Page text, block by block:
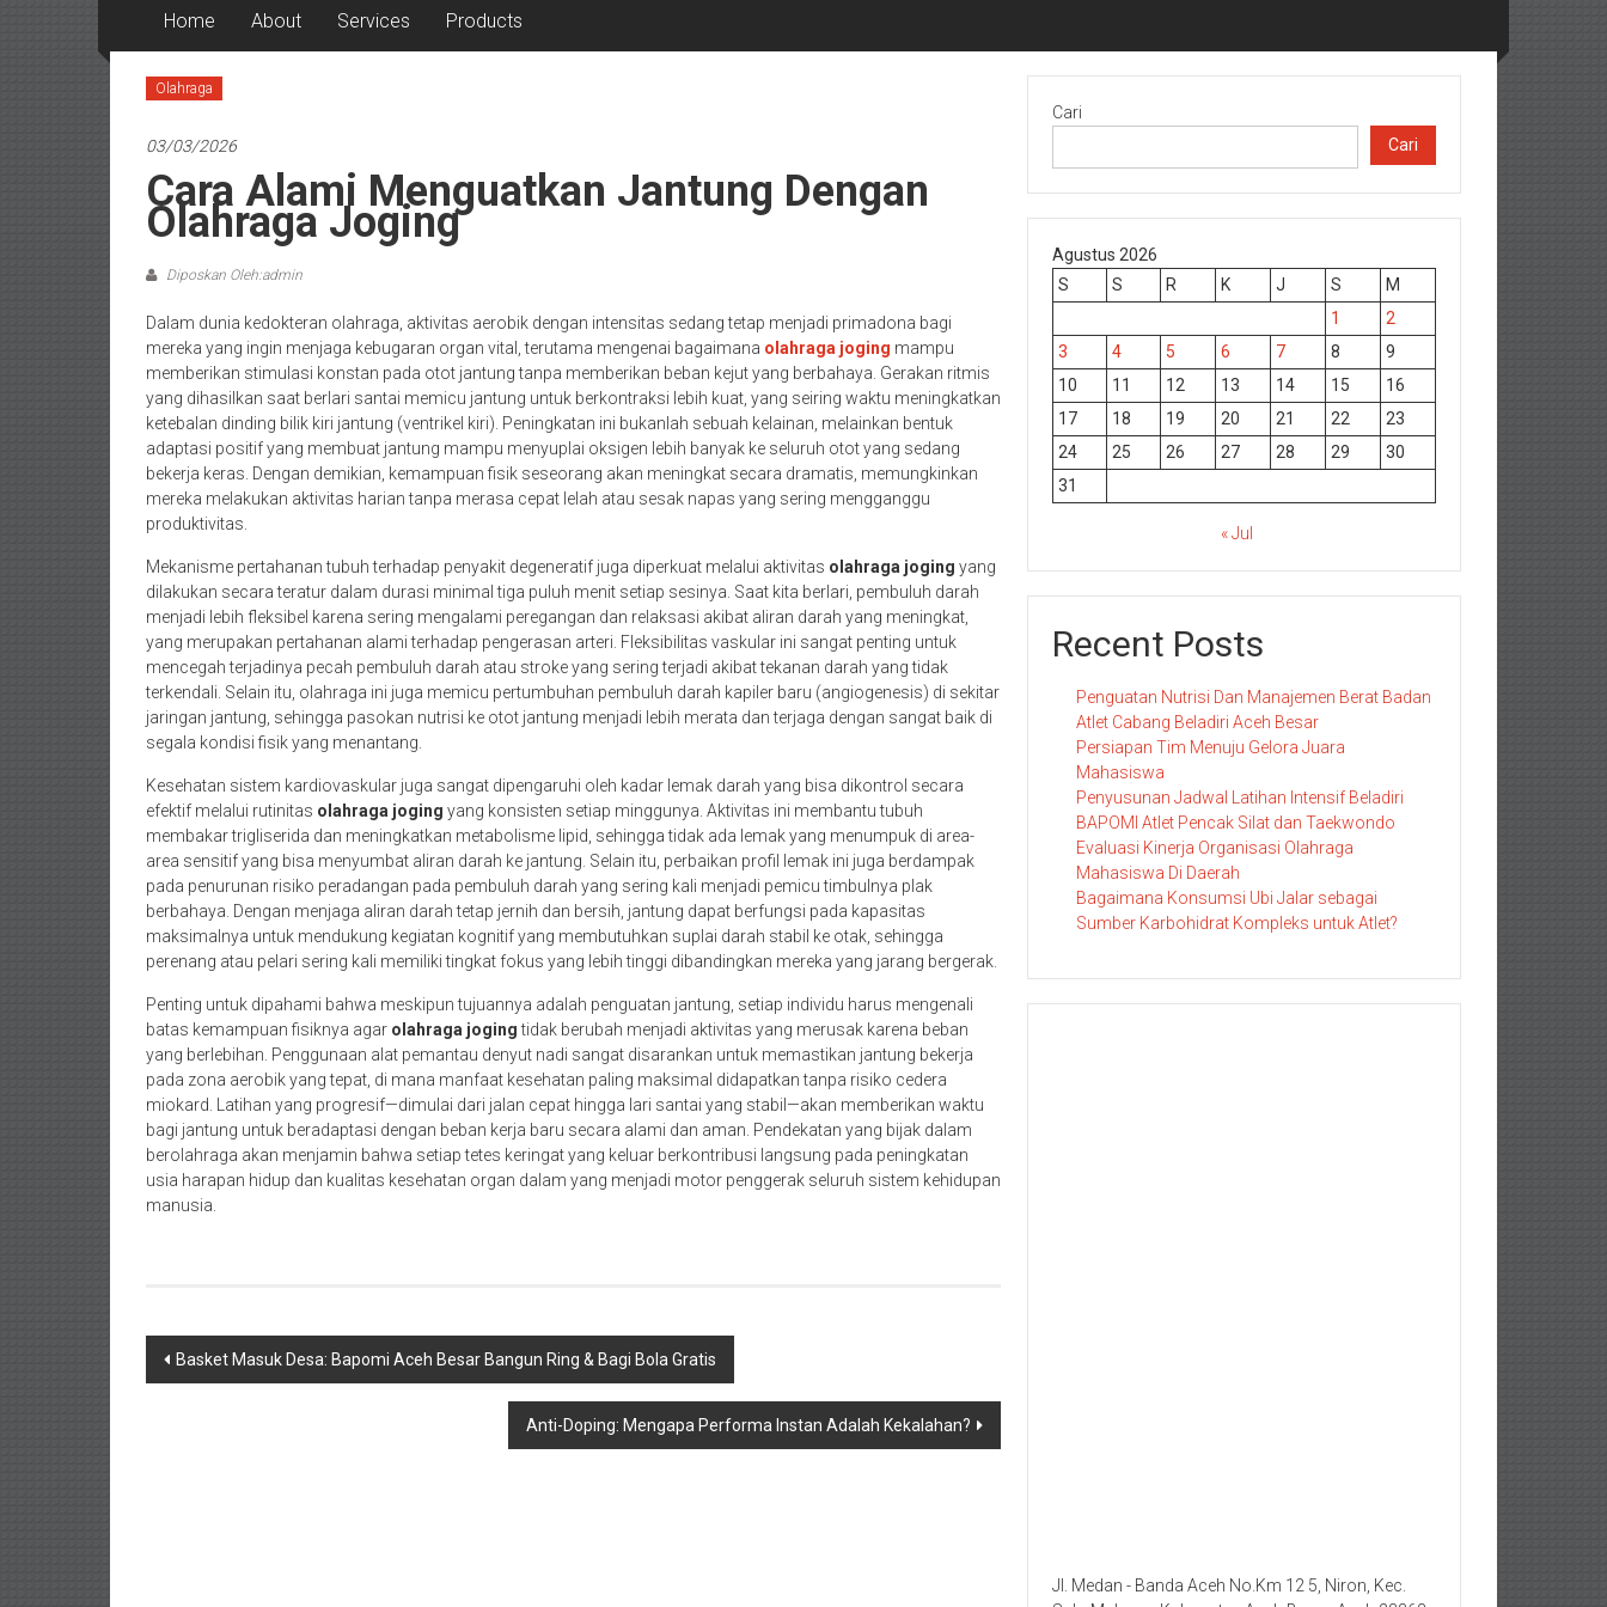
Home About Services Products
Olahraga
03/03/2026
Cara Alami Menguatkan Jantung Dengan
Olahraga Joging
Diposkan Oleh:admin
Dalam dunia kedokteran olahraga, aktivitas aerobik dengan intensitas sedang tetap menjadi primadona bagi
mereka yang ingin menjaga kebugaran organ vital, terutama mengenai bagaimana olahraga joging mampu
memberikan stimulasi konstan pada otot jantung tanpa memberikan beban kejut yang berbahaya. Gerakan ritmis
yang dihasilkan saat berlari santai memicu jantung untuk berkontraksi lebih kuat, yang seiring waktu meningkatkan
ketebalan dinding bilik kiri jantung (ventrikel kiri). Peningkatan ini bukanlah sebuah kelainan, melainkan bentuk
adaptasi positif yang membuat jantung mampu menyuplai oksigen lebih banyak ke seluruh otot yang sedang
bekerja keras. Dengan demikian, kemampuan fisik seseorang akan meningkat secara dramatis, memungkinkan
mereka melakukan aktivitas harian tanpa merasa cepat lelah atau sesak napas yang sering mengganggu
produktivitas.
Mekanisme pertahanan tubuh terhadap penyakit degeneratif juga diperkuat melalui aktivitas olahraga joging yang
dilakukan secara teratur dalam durasi minimal tiga puluh menit setiap sesinya. Saat kita berlari, pembuluh darah
menjadi lebih fleksibel karena sering mengalami peregangan dan relaksasi akibat aliran darah yang meningkat,
yang merupakan pertahanan alami terhadap pengerasan arteri. Fleksibilitas vaskular ini sangat penting untuk
mencegah terjadinya pecah pembuluh darah atau stroke yang sering terjadi akibat tekanan darah yang tidak
terkendali. Selain itu, olahraga ini juga memicu pertumbuhan pembuluh darah kapiler baru (angiogenesis) di sekitar
jaringan jantung, sehingga pasokan nutrisi ke otot jantung menjadi lebih merata dan terjaga dengan sangat baik di
segala kondisi fisik yang menantang.
Kesehatan sistem kardiovaskular juga sangat dipengaruhi oleh kadar lemak darah yang bisa dikontrol secara
efektif melalui rutinitas olahraga joging yang konsisten setiap minggunya. Aktivitas ini membantu tubuh
membakar trigliserida dan meningkatkan metabolisme lipid, sehingga tidak ada lemak yang menumpuk di area-
area sensitif yang bisa menyumbat aliran darah ke jantung. Selain itu, perbaikan profil lemak ini juga berdampak
pada penurunan risiko peradangan pada pembuluh darah yang sering kali menjadi pemicu timbulnya plak
berbahaya. Dengan menjaga aliran darah tetap jernih dan bersih, jantung dapat berfungsi pada kapasitas
maksimalnya untuk mendukung kegiatan kognitif yang membutuhkan suplai darah stabil ke otak, sehingga
perenang atau pelari sering kali memiliki tingkat fokus yang lebih tinggi dibandingkan mereka yang jarang bergerak.
Penting untuk dipahami bahwa meskipun tujuannya adalah penguatan jantung, setiap individu harus mengenali
batas kemampuan fisiknya agar olahraga jogingtidak berubah menjadi aktivitas yang merusak karena beban
yang berlebihan. Penggunaan alat pemantau denyut nadi sangat disarankan untuk memastikan jantung bekerja
pada zona aerobik yang tepat, di mana manfaat kesehatan paling maksimal didapatkan tanpa risiko cedera
miokard. Latihan yang progresif—dimulai dari jalan cepat hingga lari santai yang stabil—akan memberikan waktu
bagi jantung untuk beradaptasi dengan beban kerja baru secara alami dan aman. Pendekatan yang bijak dalam
berolahraga akan menjamin bahwa setiap tetes keringat yang keluar berkontribusi langsung pada peningkatan
usia harapan hidup dan kualitas kesehatan organ dalam yang menjadi motor penggerak seluruh sistem kehidupan
manusia.
Navigasi
Basket Masuk Desa: Bapomi Aceh Besar Bangun Ring & Bagi Bola Gratis
Anti-Doping: Mengapa Performa Instan Adalah Kekalahan?
Cari
Cari
Agustus 2026
S
S R K J S
M
1
2
3
4 5 6 7 8
9
10
11 12 13 14 15
16
17
18 19 20 21 22
23
24
25 26 27 28 29
30
31
« Jul
Recent Posts
Penguatan Nutrisi Dan Manajemen Berat Badan
Atlet Cabang Beladiri Aceh Besar
Persiapan Tim Menuju Gelora Juara
Mahasiswa
Penyusunan Jadwal Latihan Intensif Beladiri
BAPOMI Atlet Pencak Silat dan Taekwondo
Evaluasi Kinerja Organisasi Olahraga
Mahasiswa Di Daerah
Bagaimana Konsumsi Ubi Jalar sebagai
Sumber Karbohidrat Kompleks untuk Atlet?
Jl. Medan - Banda Aceh No.Km 12 5, Niron, Kec.